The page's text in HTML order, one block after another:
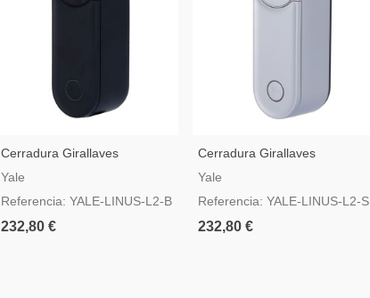
Cerradura Girallaves
Inteligente BLE Y WiFi Yale
Yale
Referencia: YALE-LINUS-L2-B
232,80 €
Cerradura Girallaves
Inteligente BLE Y WiFi Yale
Yale
Referencia: YALE-LINUS-L2-S
232,80 €